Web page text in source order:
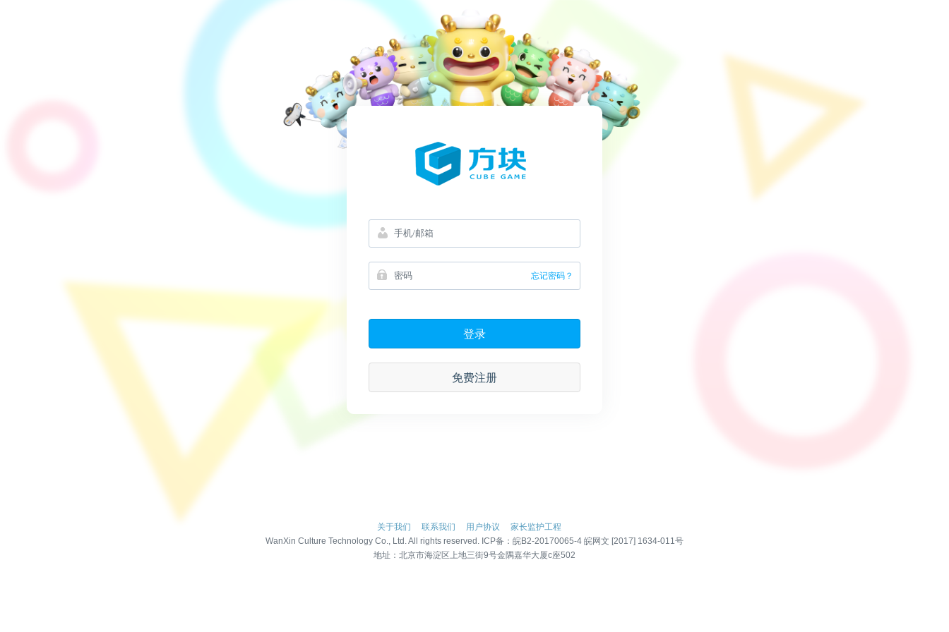
忘记密码？
登录
免费注册
关于我们 联系我们 用户协议
家长监护工程
WanXin Culture Technology Co., Ltd. All rights reserved. ICP备： 皖B2-20170065-4 皖网文 [2017] 1634-011号
地址：北京市海淀区上地三街9号金隅嘉华大厦c座502